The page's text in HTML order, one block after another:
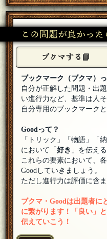
真央[ラテアート]
参加します。応援旗を
日 19:49]
天童 魔子
意図的につく嘘は「あな
らいなのです。矛盾と
が大事かな？[18年06月09日
イナーシャ
問題文より嘘をついてる
がどこかにあるのかもで
月09日 19:46]
アさんとウさんの共犯
済] [18年06月09日 19:41]
天童 魔子
情報が手に入るとまと
日 19:15]
天童 魔子
月09日 18:58]
あひるだ
ラテシンで読んでいつか
ズ！参加させて頂きます
この問題が良かっ
ブクマする📘
ブックマーク（ブクマ）
自分が正解した問題・出
い進行力など、基準は人そ
自分専用のブックマーク
Goodって？
「トリック」「物語」「
において「好き 」を伝え
これらの要素において、
Goodしていきましょう。
ただし進行力は評価に含
ブクマ・Goodは出題者に
に繋がります！「良い」
伝えていこう！